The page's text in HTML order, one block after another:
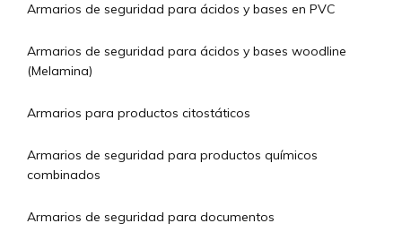
Armarios de seguridad para ácidos y bases en PVC
Armarios de seguridad para ácidos y bases woodline
(Melamina)
Armarios para productos citostáticos
Armarios de seguridad para productos químicos
combinados
Armarios de seguridad para documentos